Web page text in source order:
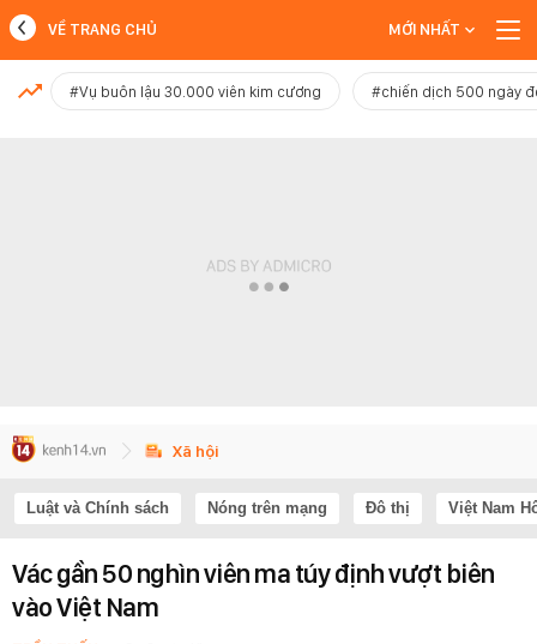
MỚI NHẤT
VỀ TRANG CHỦ MỚI NHẤT
#Vụ buôn lậu 30.000 viên kim cương #chiến dịch 500 ngày
Xã hội
Luật và Chính sách Nóng trên mạng Đô thị Việt Nam
Vác gần 50 nghìn viên ma túy định vượt biên
vào Việt Nam